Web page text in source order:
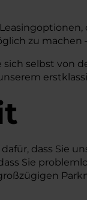
zu
selbst von
dass Sie
Sie